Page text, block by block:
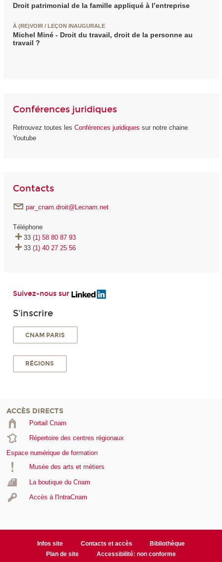
Droit patrimonial de la famille appliqué à l’entreprise
À (RE)VOIR / LEÇON INAUGURALE
Michel Miné - Droit du travail, droit de la personne au
travail ?
Conférences juridiques
Retrouvez toutes les Conférences juridiques sur notre chaine
Youtube
Contacts
par_cnam.droit@Lecnam.net
Téléphone
33 (1) 58 80 87 93
33 (1) 40 27 25 56
Suivez-nous sur
S'inscrire
CNAM PARIS
RÉGIONS
ACCÈS DIRECTS
Portail Cnam
Répertoire des centres régionaux
Espace numérique de formation
Musée des arts et métiers
La boutique du Cnam
Accès à l'IntraCnam
Infos site Contacts et accès
Bibliothèque
Plan de site
Accessibilité: non conforme